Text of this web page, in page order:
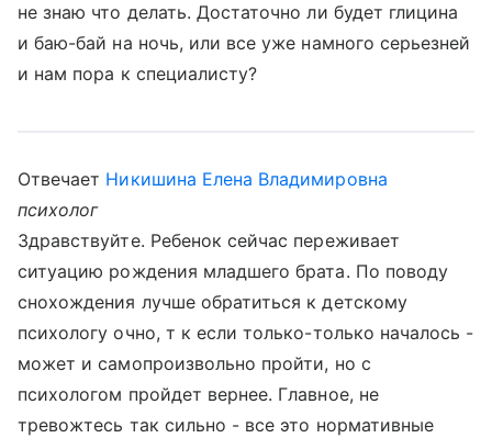
не знаю что делать. Достаточно ли будет глицина
и баю-бай на ночь, или все уже намного серьезней
и нам пора к специалисту?
Отвечает Никишина Елена Владимировна
психолог
Здравствуйте. Ребенок сейчас переживает
ситуацию рождения младшего брата. По поводу
снохождения лучше обратиться к детскому
психологу очно, т к если только-только началось -
может и самопроизвольно пройти, но с
психологом пройдет вернее. Главное, не
тревожтесь так сильно - все это нормативные